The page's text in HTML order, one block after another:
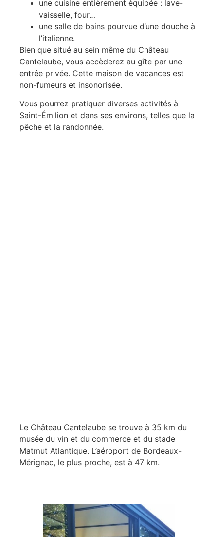
une cuisine entièrement équipée : lave-
vaisselle, four…
une salle de bains pourvue d’une douche à
l’italienne.
Bien que situé au sein même du Château
Cantelaube, vous accèderez au gîte par une
entrée privée. Cette maison de vacances est
non-fumeurs et insonorisée.
Vous pourrez pratiquer diverses activités à
Saint-Émilion et dans ses environs, telles que la
pêche et la randonnée.
Le Château Cantelaube se trouve à 35 km du
musée du vin et du commerce et du stade
Matmut Atlantique. L’aéroport de Bordeaux-
Mérignac, le plus proche, est à 47 km.